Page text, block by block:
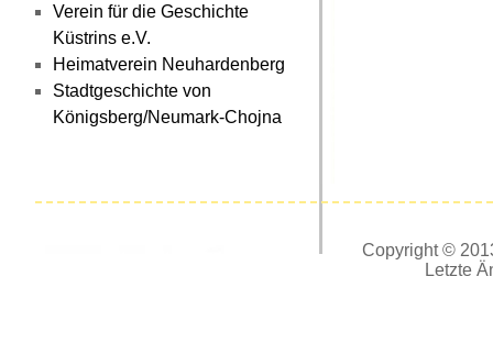
Verein für die Geschichte
Küstrins e.V.
Heimatverein Neuhardenberg
Stadtgeschichte von
Königsberg/Neumark-Chojna
Copyright ©
Letzte